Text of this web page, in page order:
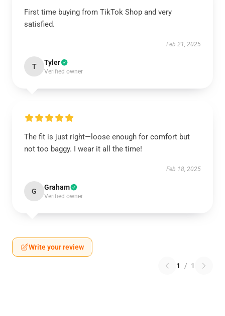
First time buying from TikTok Shop and very
satisfied.
Feb 21, 2025
T Tyler
Verified owner
The fit is just right—loose enough for comfort but
not too baggy. I wear it all the time!
Feb 18, 2025
G Graham
Verified owner
Write your review
1 / 1